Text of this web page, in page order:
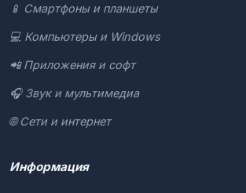
📱 Смартфоны и планшеты
💻 Компьютеры и Windows
📲 Приложения и софт
🎧 Звук и мультимедиа
🌐 Сети и интернет
Информация